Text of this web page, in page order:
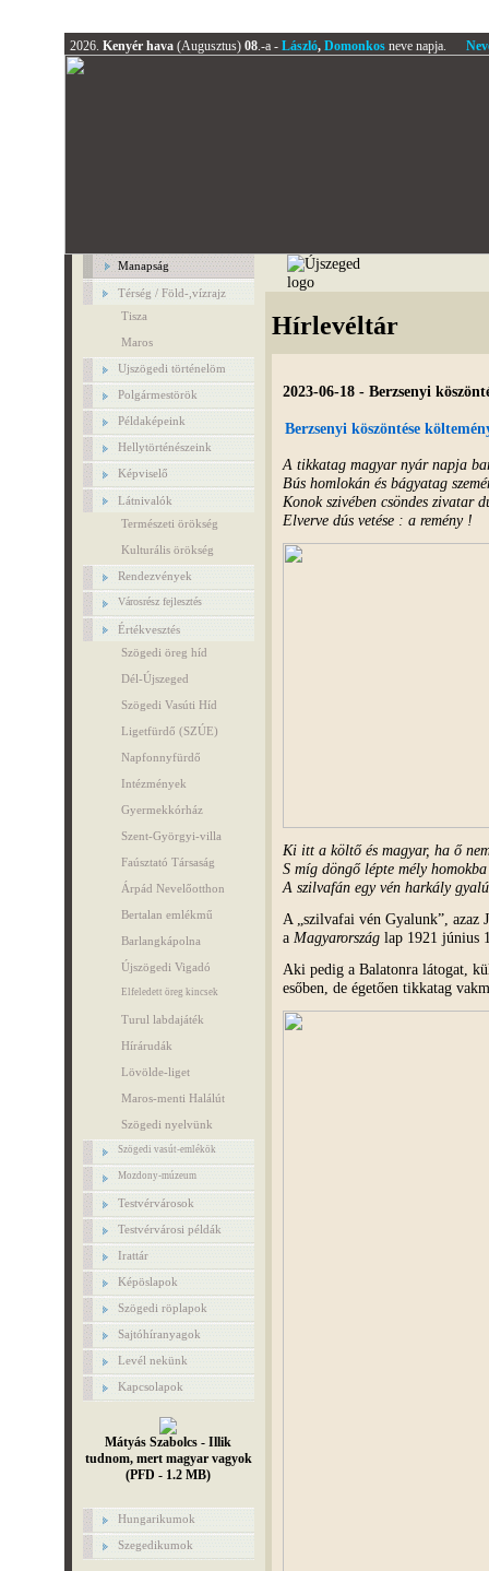
2026. Kenyér hava (Augusztus) 08.-a - László, Domonkosneve napja.
Manapság
Térség / Föld-,vízrajz
Tisza
Maros
Ujszögedi történelöm
Polgármestörök
Példaképeink
Hellytörténészeink
Képviselő
Látnivalók
Természeti örökség
Kulturális örökség
Rendezvények
Városrész fejlesztés
Értékvesztés
Szögedi öreg híd
Dél-Újszeged
Szögedi Vasúti Híd
Ligetfürdő (SZÚE)
Napfonnyfürdő
Intézmények
Gyermekkórház
Szent-Györgyi-villa
Faúsztató Társaság
Árpád Nevelőotthon
Bertalan emlékmű
Barlangkápolna
Újszögedi Vigadó
Elfeledett öreg kincsek
Turul labdajáték
Hírárudák
Lövölde-liget
Maros-menti Halálút
Szögedi nyelvünk
Szögedi vasút-emlékök
Mozdony-múzeum
Testvérvárosok
Testvérvárosi példák
Irattár
Képöslapok
Szögedi röplapok
Sajtóhíranyagok
Levél nekünk
Kapcsolapok
Mátyás Szabolcs - Illik
tudnom, mert magyar vagyok
(PFD - 1.2 MB)
Hungarikumok
Szegedikumok
Hírlevéltár
2023-06-18 - Berzsenyi
Berzsenyi köszöntése
A tikkatag magyar nyár napja
Bús homlokán és bágyatag
Konok szivében csöndes zivatar
Elverve dús vetése : a remény !
Ki itt a költő és magyar, ha ő
S míg döngő lépte mély
A szilvafán egy vén harkály
A „szilvafai vén Gyalunk”, azaz
a Magyarországlap 1921 június
Aki pedig a Balatonra látogat,
esőben, de égetően tikkatag